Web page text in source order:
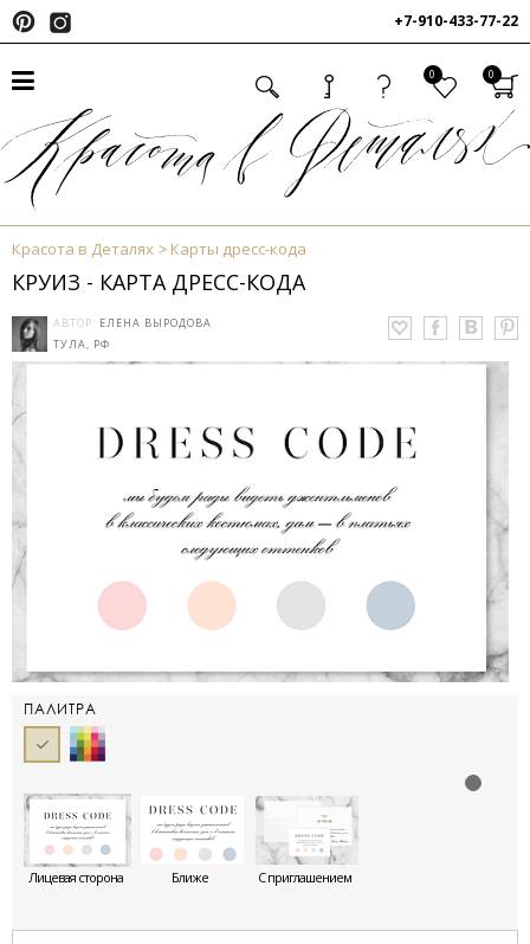
+7-910-433-77-22
0 0
Красота в Деталях Карты дресс-кода
КРУИЗ - КАРТА ДРЕСС-КОДА
АВТОР: ЕЛЕНА ВЫРОДОВА
ТУЛА, РФ
ПАЛИТРА
Лицевая сторона Ближе С приглашением